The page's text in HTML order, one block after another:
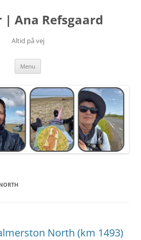
| Ana Refsgaard
Altid på vej
Menu
North (km 1493)